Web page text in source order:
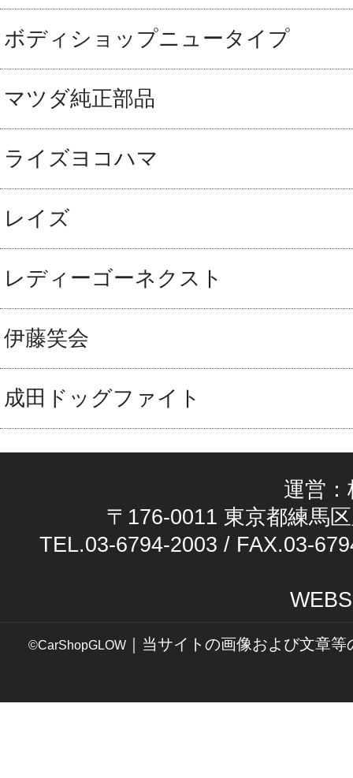
ボディショップニュータイプ
マツダ純正部品
ライズヨコハマ
レイズ
レディーゴーネクスト
伊藤笑会
成田ドッグファイト
運営
〒176-0011 東京都練馬
TEL.03-6794-2003 / FAX.03-
©CarShopGLOW ｜当サイトの画像および文章